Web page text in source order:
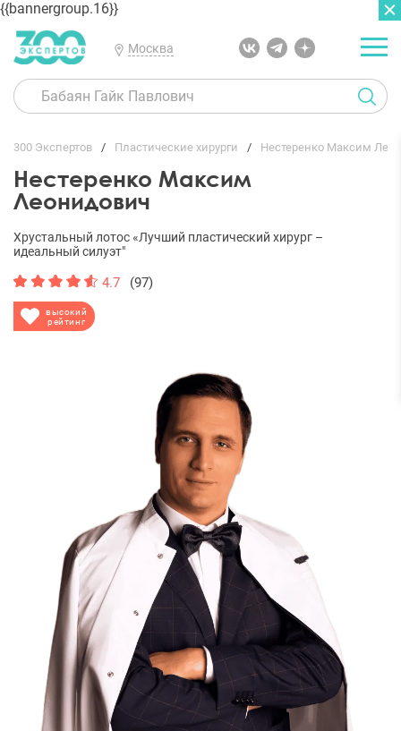
{{bannergroup.16}}
Москва
300 Экспертов Пластические хирурги Нестеренко Максим
Нестеренко Максим
Леонидович
высокий
рейтинг
Хрустальный лотос «Лучший пластический хирург –
идеальный силуэт"
4.7 (97)
ГЛАВНАЯ ОТЗЫВЫ